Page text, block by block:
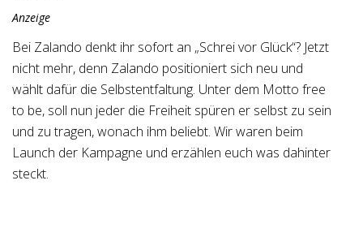
Anzeige
Bei Zalando denkt ihr sofort an „Schrei vor Glück“? Jetzt
nicht mehr, denn Zalando positioniert sich neu und
wählt dafür die Selbstentfaltung. Unter dem Motto free
to be, soll nun jeder die Freiheit spüren er selbst zu sein
und zu tragen, wonach ihm beliebt. Wir waren beim
Launch der Kampagne und erzählen euch was dahinter
steckt.